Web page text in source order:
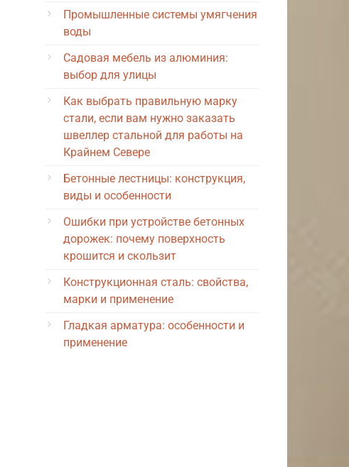
Промышленные системы умягчения
воды
Садовая мебель из алюминия:
выбор для улицы
Как выбрать правильную марку
стали, если вам нужно заказать
швеллер стальной для работы на
Крайнем Севере
Бетонные лестницы: конструкция,
виды и особенности
Ошибки при устройстве бетонных
дорожек: почему поверхность
крошится и скользит
Конструкционная сталь: свойства,
марки и применение
Гладкая арматура: особенности и
применение